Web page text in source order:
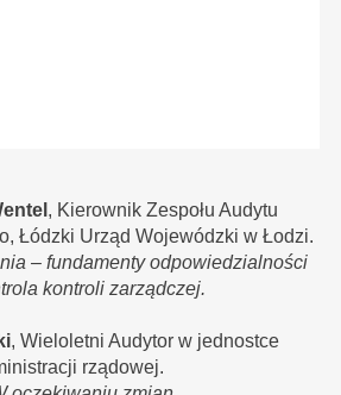
, Kierownik Zespołu Audytu
Łódzki Urząd Wojewódzki w Łodzi.
– fundamenty odpowiedzialności
kontroli zarządczej.
, Wieloletni Audytor w jednostce
rządowej.